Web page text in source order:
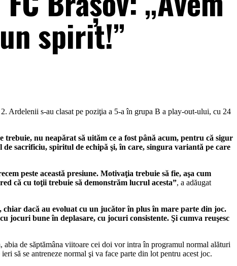
spirit!”
Ardelenii s-au clasat pe poziţia a 5-a în grupa B a play-out-ului, cu 24
nu neapărat să uităm ce a fost până acum, pentru că sigur
sacrificiu, spiritul de echipă şi, în care, singura variantă pe care
peste această presiune. Motivaţia trebuie să fie, aşa cum
că cu toţii trebuie să demonstrăm lucrul acesta”, a adăugat
dacă au evoluat cu un jucător în plus în mare parte din joc.
jocuri bune în deplasare, cu jocuri consistente. Şi cumva reuşesc
de săptămâna viitoare cei doi vor intra în programul normal alături
să se antreneze normal şi va face parte din lot pentru acest joc.